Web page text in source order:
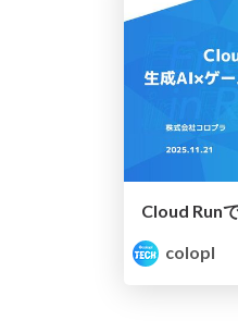
colopl